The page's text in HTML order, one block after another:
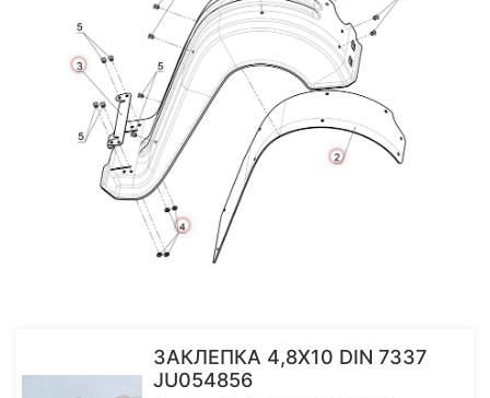
More
More
More
ЗАКЛЕПКА 4,8Х10 DIN 7337
JU054856